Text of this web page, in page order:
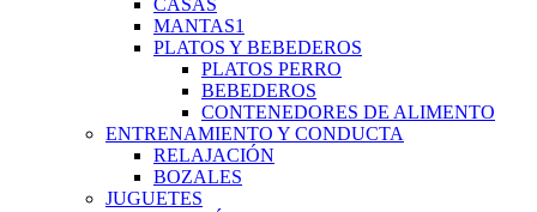
CASAS
MANTAS1
PLATOS Y BEBEDEROS
PLATOS PERRO
BEBEDEROS
CONTENEDORES DE ALIMENTO
ENTRENAMIENTO Y CONDUCTA
RELAJACIÓN
BOZALES
JUGUETES